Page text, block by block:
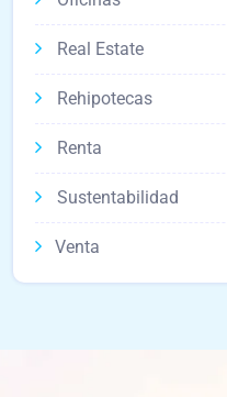
Real Estate
Rehipotecas
Renta
Sustentabilidad
Venta